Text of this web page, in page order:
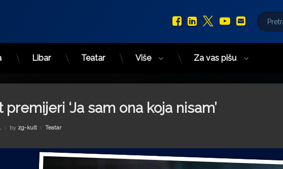
Facebook
LinkedIn
X.com
YouTube
E-mail
Pretraži:
Libar Teatar Više Za vas pišu
‘Ja sam ona koja nisam’
by zg-kult Kategorije:
Teatar